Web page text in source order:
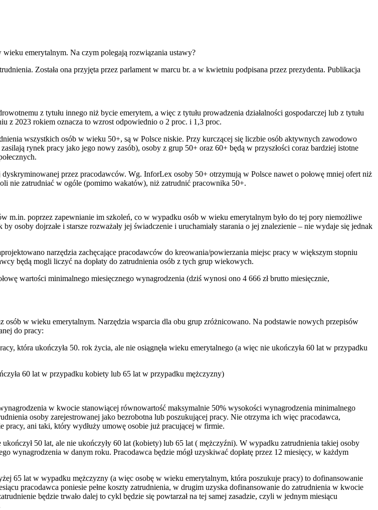
emerytalnym. Na czym polegają rozwiązania ustawy?
Została ona przyjęta przez parlament w marcu br. a w kwietniu podpisana przez prezydenta. Publikacja
z tytułu innego niż bycie emerytem, a więc z tytułu prowadzenia działalności gospodarczej lub z tytułu
z 2023 rokiem oznacza to wzrost odpowiednio o 2 proc. i 1,3 proc.
wszystkich osób w wieku 50+, są w Polsce niskie. Przy kurczącej się liczbie osób aktywnych zawodowo
rynek pracy jako jego nowy zasób), osoby z grup 50+ oraz 60+ będą w przyszłości coraz bardziej istotne
przez pracodawców. Wg. InforLex osoby 50+ otrzymują w Polsce nawet o połowę mniej ofert niż
nie zatrudniać w ogóle (pomimo wakatów), niż zatrudnić pracownika 50+.
m.in. poprzez zapewnianie im szkoleń, co w wypadku osób w wieku emerytalnym było do tej pory niemożliwe
osoby dojrzałe i starsze rozważały jej świadczenie i uruchamiały starania o jej znalezienie – nie wydaje się jednak
narzędzia zachęcające pracodawców do kreowania/powierzania miejsc pracy w większym stopniu
będą mogli liczyć na dopłaty do zatrudnienia osób z tych grup wiekowych.
wartości minimalnego miesięcznego wynagrodzenia (dziś wynosi ono 4 666 zł brutto miesięcznie,
w wieku emerytalnym. Narzędzia wsparcia dla obu grup zróżnicowano. Na podstawie nowych przepisów
do pracy:
która ukończyła 50. rok życia, ale nie osiągnęła wieku emerytalnego (a więc nie ukończyła 60 lat w przypadku
60 lat w przypadku kobiety lub 65 lat w przypadku mężczyzny)
w kwocie stanowiącej równowartość maksymalnie 50% wysokości wynagrodzenia minimalnego
osoby zarejestrowanej jako bezrobotna lub poszukującej pracy. Nie otrzyma ich więc pracodawca,
pracy, ani taki, który wydłuży umowę osobie już pracującej w firmie.
50 lat, ale nie ukończyły 60 lat (kobiety) lub 65 lat ( mężczyźni). W wypadku zatrudnienia takiej osoby
wynagrodzenia w danym roku. Pracodawca będzie mógł uzyskiwać dopłatę przez 12 miesięcy, w każdym
65 lat w wypadku mężczyzny (a więc osobę w wieku emerytalnym, która poszukuje pracy) to dofinansowanie
pracodawca poniesie pełne koszty zatrudnienia, w drugim uzyska dofinansowanie do zatrudnienia w kwocie
będzie trwało dalej to cykl będzie się powtarzał na tej samej zasadzie, czyli w jednym miesiącu